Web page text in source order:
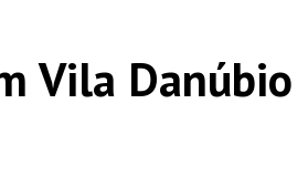
Vila Danúbio